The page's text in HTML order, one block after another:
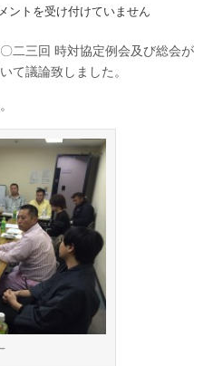
ントを受け付けていません
二三回 時対協定例会及び総会が
て議論致しました。